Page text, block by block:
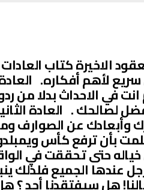
الاخيرة كتاب
لأهم أفكاره. العادة
في الاحداث بدلا من
. العادة
وأبعادك عن الصوارف
بأن ترفع كأس
حتى تحققت في
عندها الجميع فلذلك
هل سيفتقدنا أحد ؟